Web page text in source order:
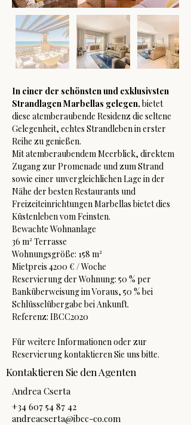
In einer der schönsten und exklusivsten
Strandlagen Marbellas gelegen, bietet
diese atemberaubende Residenz die seltene
Gelegenheit, echtes Strandleben in erster
Reihe zu genießen.
Mit atemberaubendem Meerblick, direktem
Zugang zur Promenade und zum Strand
sowie einer unvergleichlichen Lage in der
Nähe der besten Restaurants und
Freizeiteinrichtungen Marbellas bietet dies
Küstenleben vom Feinsten.
Bewachte Wohnanlage
36 m² Terrasse
Wohnungsgröße: 158 m²
Mietpreis 4200 € / Woche
Reservierung der Wohnung: 50 % per
Banküberweisung im Voraus, 50 % bei
Schlüsselübergabe bei Ankunft.
Referenz: IBCC2020
Für weitere Informationen oder zur
Reservierung kontaktieren Sie uns bitte.
Kontaktieren Sie den Agenten
Andrea Cserta
+34 607 54 87 42
andreacserta@ibcc-co.com